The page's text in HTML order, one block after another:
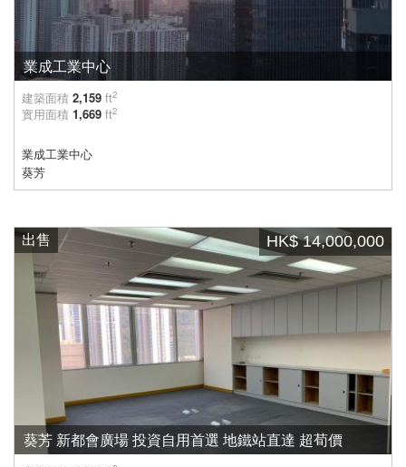
業成工業中心
建築面積 2,159 ft2
實用面積 1,669 ft2
業成工業中心
葵芳
出售 HK$ 14,000,000
葵芳 新都會廣場 投資自用首選 地鐵站直達 超荀價